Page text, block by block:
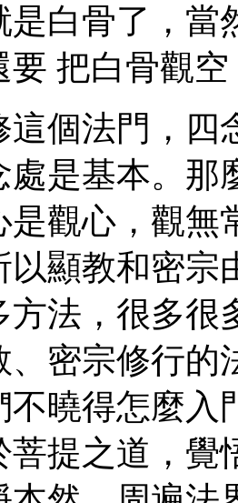
是白骨了，當
要 把白骨觀
這個法門，四
處是基本。那
是觀心，觀
以顯教和密宗
方法，很多很
、密宗修行的
不曉得怎麼
菩提之道，覺